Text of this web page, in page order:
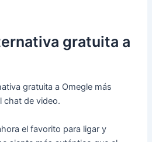
gratuita a
gratuita a Omegle más
chat de video.
el favorito para ligar y